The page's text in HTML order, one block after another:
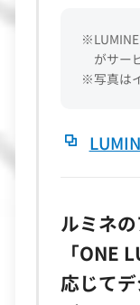
がサー
※写真は
ルミネ
「ONE
応じて